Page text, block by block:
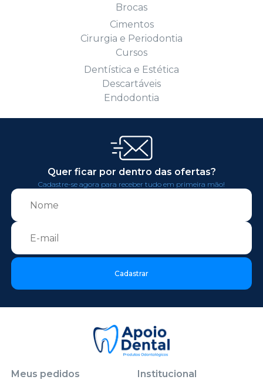
Brocas
Cimentos
Cirurgia e Periodontia
Cursos
Dentística e Estética
Descartáveis
Endodontia
Quer ficar por dentro das ofertas?
Cadastre-se agora para receber tudo em primeira mão!
Cadastrar
Meus pedidos
Institucional